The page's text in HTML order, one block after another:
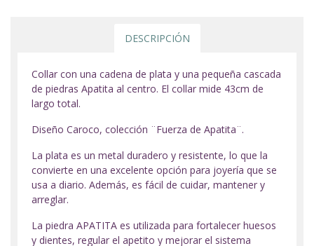
DESCRIPCIÓN
Collar con una cadena de plata y una pequeña cascada
de piedras Apatita al centro. El collar mide 43cm de
largo total.
Diseño Caroco, colección ¨Fuerza de Apatita¨.
La plata es un metal duradero y resistente, lo que la
convierte en una excelente opción para joyería que se
usa a diario. Además, es fácil de cuidar, mantener y
arreglar.
La piedra APATITA es utilizada para fortalecer huesos
y dientes, regular el apetito y mejorar el sistema